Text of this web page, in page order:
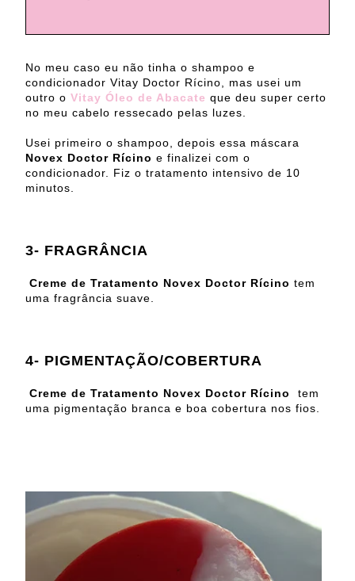
No meu caso eu não tinha o shampoo e
condicionador Vitay Doctor Rícino, mas usei um
outro o Vitay Óleo de Abacate que deu super certo
no meu cabelo ressecado pelas luzes.
Usei primeiro o shampoo, depois essa máscara
Novex Doctor Rícino e finalizei com o
condicionador. Fiz o tratamento intensivo de 10
minutos.
3- FRAGRÂNCIA
Creme de Tratamento Novex Doctor Rícino tem
uma fragrância suave.
4- PIGMENTAÇÃO/COBERTURA
Creme de Tratamento Novex Doctor Rícino
tem
uma pigmentação branca e boa cobertura nos fios.